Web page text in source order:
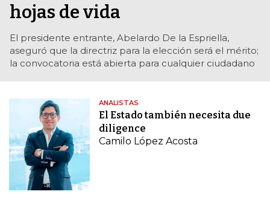
hojas de vida
El presidente entrante, Abelardo De la Espriella,
aseguró que la directriz para la elección será el mérito;
la convocatoria está abierta para cualquier ciudadano
ANALISTAS
El Estado también necesita due
diligence
Camilo López Acosta